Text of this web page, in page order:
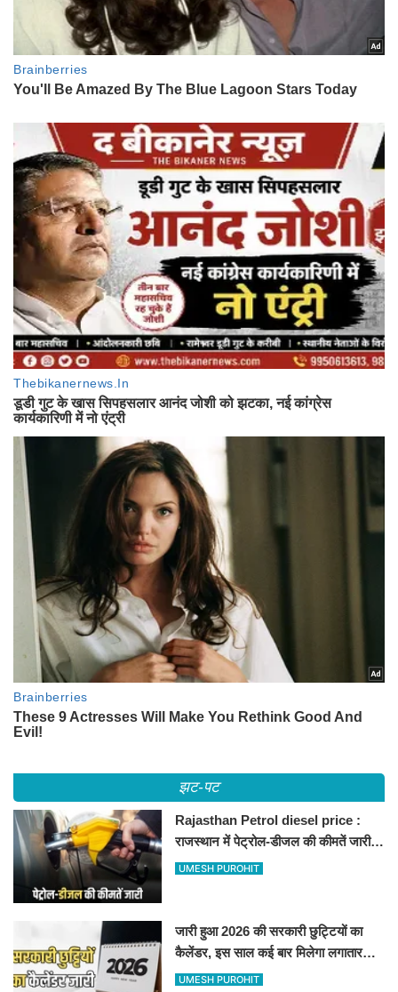
झट-पट
Rajasthan Petrol diesel price :
राजस्थान में पेट्रोल-डीजल की कीमतें जारी,
जानिए बीकानेर समेत पुरे प्रदेश में नए रेट
UMESH PUROHIT
जारी हुआ 2026 की सरकारी छुट्टियों का
कैलेंडर, इस साल कई बार मिलेगा लगातार
अवकाश, देखें
UMESH PUROHIT